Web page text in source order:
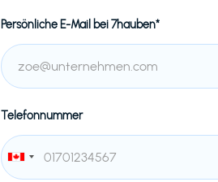
Persönliche E-Mail bei7hauben*
Telefonnummer